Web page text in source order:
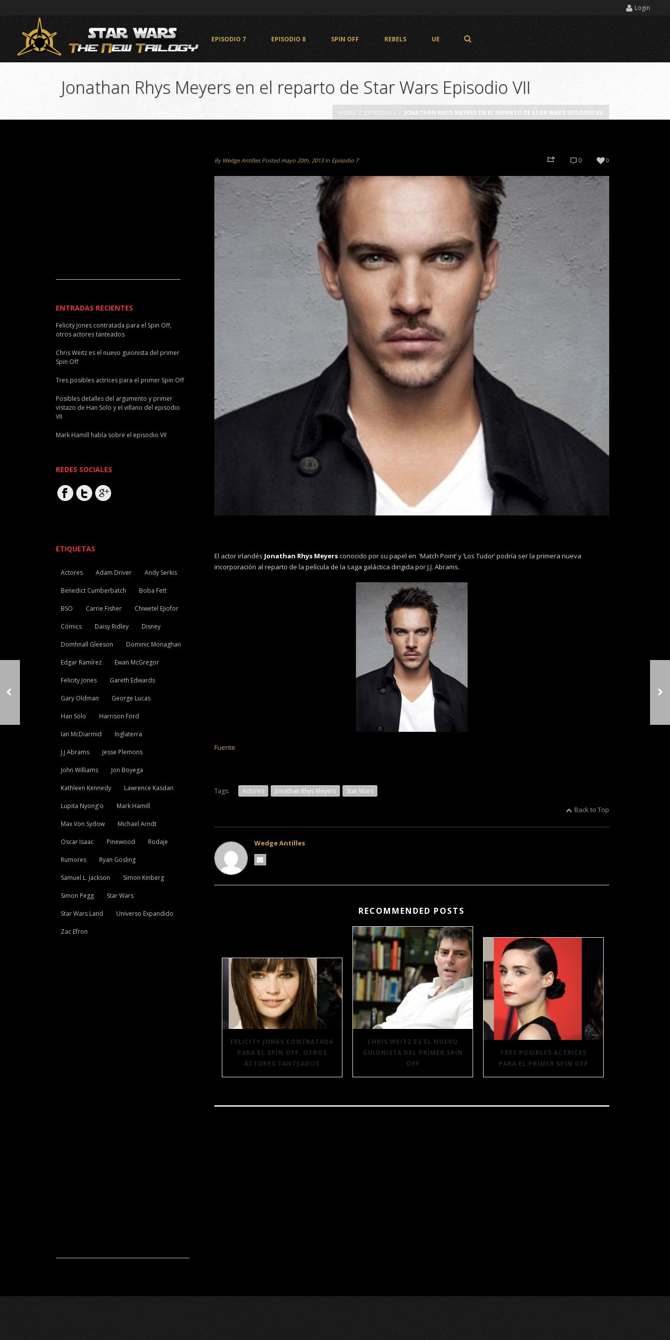
Login
EPISODIO 7 EPISODIO 8 SPIN OFF REBELS UE
Jonathan Rhys Meyers en el reparto de Star Wars Episodio VII
JONATHAN RHYS MEYERS EN EL REPARTO DE STAR WARS EPISODIO VII
By Wedge Antilles Posted mayo 20th, 2013 In Episodio 7 0
0
El actor irlandés Jonathan Rhys Meyersconocido por su papel en ‘Match Point’ y ‘Los Tudor’ podría ser la primera nueva
incorporación al reparto de la película de la saga galáctica dirigida por J.J. Abrams.
Fuente
Tags: Actores Jonathan Rhys Meyers Star Wars
Back to Top
Wedge Antilles
RECOMMENDED POSTS
FELICITY JONES CONTRATADA
PARA EL SPIN OFF, OTROS
ACTORES TANTEADOS
CHRIS WEITZ ES EL NUEVO
GUIONISTA DEL PRIMER SPIN
OFF
TRES POSIBLES ACTRICES
PARA EL PRIMER SPIN OFF
ENTRADAS RECIENTES
Felicity Jones contratada para el Spin Off,
otros actores tanteados
Chris Weitz es el nuevo guionista del primer
Spin Off
Tres posibles actrices para el primer Spin Off
Posibles detalles del argumento y primer
vistazo de Han Solo y el villano del episodio
VII
Mark Hamill habla sobre el episodio VII
REDES SOCIALES
ETIQUETAS
Actores Adam Driver Andy Serkis
Benedict Cumberbatch Boba Fett
BSO Carrie Fisher Chiwetel Ejiofor
Cómics Daisy Ridley Disney
Domhnall Gleeson Dominic Monaghan
Edgar Ramírez Ewan McGregor
Felicity Jones Gareth Edwards
Gary Oldman George Lucas
Han Solo Harrison Ford
Ian McDiarmid Inglaterra
J.J Abrams Jesse Plemons
John Williams Jon Boyega
Kathleen Kennedy Lawrence Kasdan
Lupita Nyong'o Mark Hamill
Max Von Sydow Michael Arndt
Oscar Isaac Pinewood Rodaje
Rumores Ryan Gosling
Samuel L. Jackson Simon Kinberg
Simon Pegg Star Wars
Star Wars Land Universo Expandido
Zac Efron